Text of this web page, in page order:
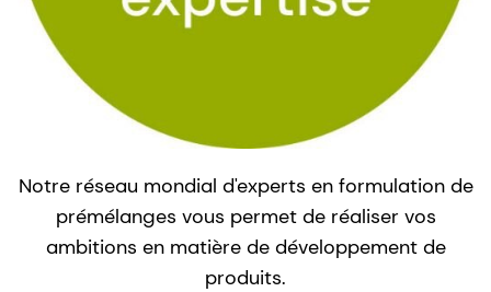
Notre réseau mondial d'experts en formulation de
prémélanges vous permet de réaliser vos
ambitions en matière de développement de
produits.